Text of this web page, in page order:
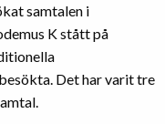
samtalen i
K stått på
Det har varit tre